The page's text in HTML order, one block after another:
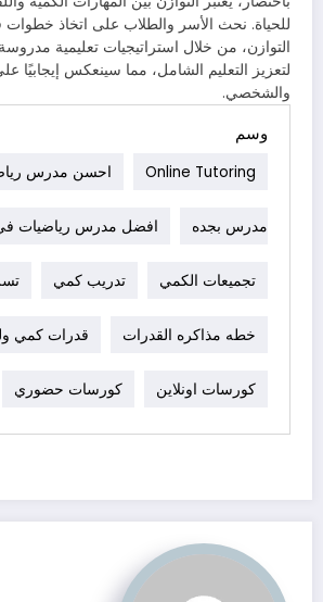
للحياة. نحث الأسر والطلاب على اتخاذ خطوات
التوازن، من خلال استراتيجيات تعليمية
لتعزيز التعليم الشامل، مما سينعكس إيجابيًا
والشخصي.
وسم
Online Tutoring احسن مدرس
مدرس بجده افضل مدرس رياضيات
تجميعات الكمي تدريب كمي
خطه مذاكره القدرات قدرات كمي
كورسات اونلاين كورسات حضوري